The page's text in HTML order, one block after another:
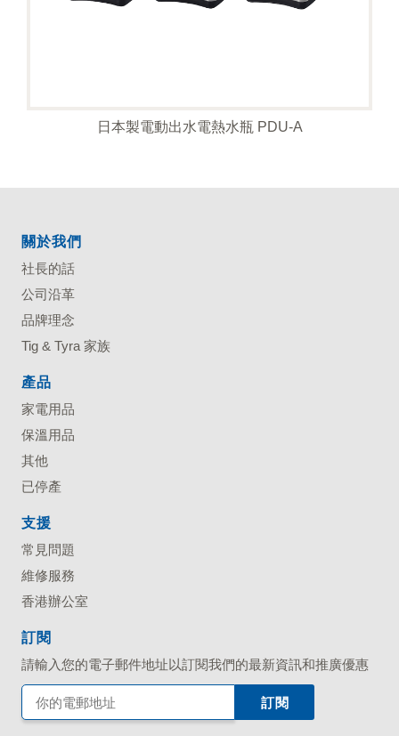
日本製電動出水電熱水瓶 PDU-A
關於我們
社長的話
公司沿革
品牌理念
Tig & Tyra 家族
產品
家電用品
保溫用品
其他
已停產
支援
常見問題
維修服務
香港辦公室
訂閱
請輸入您的電子郵件地址以訂閱我們的最新資訊和推廣優惠